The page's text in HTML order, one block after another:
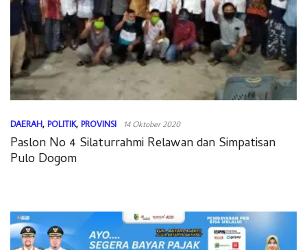
DAERAH, POLITIK, PROVINSI 14 Oktober 2020
Paslon No 4 Silaturrahmi Relawan dan Simpatisan
Pulo Dogom